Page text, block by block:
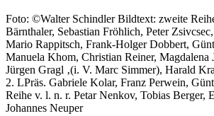
Foto: ©Walter Schindler Bildtext: zweite
Bärnthaler, Sebastian Fröhlich, Peter
Mario Rappitsch, Frank-Holger Dobbert,
Manuela Khom, Christian Reiner, Magdalena
Jürgen Gragl ‚(i. V. Marc Simmer), Harald
2. LPräs. Gabriele Kolar, Franz Perwein,
Reihe v. l. n. r. Petar Nenkov, Tobias Berger,
Johannes Neuper